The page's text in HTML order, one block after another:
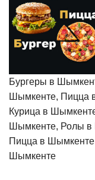
Бургеры в
Шымкенте, Пицца
Курица в
Шымкенте, Ролы
Пицца в
Шымкенте